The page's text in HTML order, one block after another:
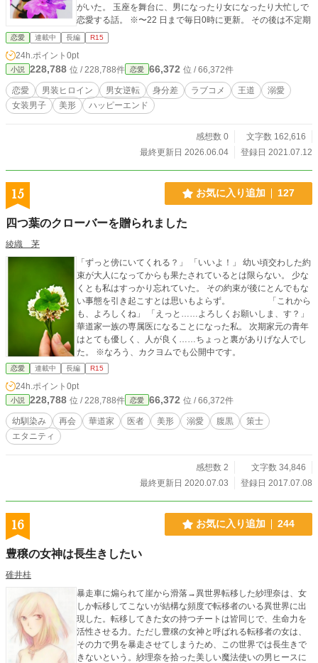
がいた。 玉座を舞台に、男になったり女になったり大忙しで
恋愛する話。 ※〜22 日まで毎日0時に更新。 その後は不定期
恋愛 連載中 長編 R15
24h.ポイント 0pt
小説 228,788 位 / 228,788件 恋愛 66,372 位 / 66,372件
恋愛 男装ヒロイン 男女逆転 身分差 ラブコメ 王道
溺愛
女装男子
美形 ハッピーエンド
感想数 0
文字数 162,616
最終更新日 2026.06.04
登録日 2021.07.12
15 お気に入り追加 127
四つ葉のクローバーを贈られました
綾織 茅
「ずっと傍にいてくれる？」 「いいよ！」 幼い頃交わした約
束が大人になってからも果たされているとは限らない。 少な
くとも私はすっかり忘れていた。 その約束が後にとんでもな
い事態を引き起こすとは思いもよらず。 「これから
も、よろしくね」 「えっと……よろしくお願いしま、す？」
華道家一族の専属医になることになった私。 次期家元の青年
はとても優しく、人が良く……ちょっと裏がありげな人でし
た。 ※なろう、カクヨムでも公開中です。
恋愛 連載中 長編 R15
24h.ポイント 0pt
小説 228,788 位 / 228,788件 恋愛 66,372 位 / 66,372件
幼馴染み 再会 華道家 医者 美形 溺愛 腹黒
策士
エタニティ
感想数 2
文字数 34,846
最終更新日 2020.07.03
登録日 2017.07.08
16 お気に入り追加 244
豊穣の女神は長生きしたい
碓井桂
暴走車に煽られて崖から滑落→異世界転移した紗理奈は、女
しか転移してこないが結構な頻度で転移者のいる異世界に出
現した。転移してきた女の持つチートは皆同じで、生命力を
活性させる力。ただし豊穣の女神と呼ばれる転移者の女は、
その力で男を暴走させてしまうため、この世界では長生きで
きないという。紗理奈を拾った美しい魔法使いの男ヒースに